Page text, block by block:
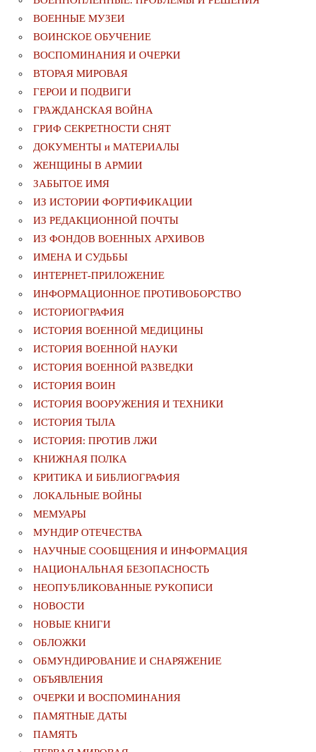
ВОЕННЫЕ МУЗЕИ
ВОИНСКОЕ ОБУЧЕНИЕ
ВОСПОМИНАНИЯ И ОЧЕРКИ
ВТОРАЯ МИРОВАЯ
ГЕРОИ И ПОДВИГИ
ГРАЖДАНСКАЯ ВОЙНА
ГРИФ СЕКРЕТНОСТИ СНЯТ
ДОКУМЕНТЫ и МАТЕРИАЛЫ
ЖЕНЩИНЫ В АРМИИ
ЗАБЫТОЕ ИМЯ
ИЗ ИСТОРИИ ФОРТИФИКАЦИИ
ИЗ РЕДАКЦИОННОЙ ПОЧТЫ
ИЗ ФОНДОВ ВОЕННЫХ АРХИВОВ
ИМЕНА И СУДЬБЫ
ИНТЕРНЕТ-ПРИЛОЖЕНИЕ
ИНФОРМАЦИОННОЕ ПРОТИВОБОРСТВО
ИСТОРИОГРАФИЯ
ИСТОРИЯ ВОЕННОЙ МЕДИЦИНЫ
ИСТОРИЯ ВОЕННОЙ НАУКИ
ИСТОРИЯ ВОЕННОЙ РАЗВЕДКИ
ИСТОРИЯ ВОИН
ИСТОРИЯ ВООРУЖЕНИЯ И ТЕХНИКИ
ИСТОРИЯ ТЫЛА
ИСТОРИЯ: ПРОТИВ ЛЖИ
КНИЖНАЯ ПОЛКА
КРИТИКА И БИБЛИОГРАФИЯ
ЛОКАЛЬНЫЕ ВОЙНЫ
МЕМУАРЫ
МУНДИР ОТЕЧЕСТВА
НАУЧНЫЕ СООБЩЕНИЯ И ИНФОРМАЦИЯ
НАЦИОНАЛЬНАЯ БЕЗОПАСНОСТЬ
НЕОПУБЛИКОВАННЫЕ РУКОПИСИ
НОВОСТИ
НОВЫЕ КНИГИ
ОБЛОЖКИ
ОБМУНДИРОВАНИЕ И СНАРЯЖЕНИЕ
ОБЪЯВЛЕНИЯ
ОЧЕРКИ И ВОСПОМИНАНИЯ
ПАМЯТНЫЕ ДАТЫ
ПАМЯТЬ